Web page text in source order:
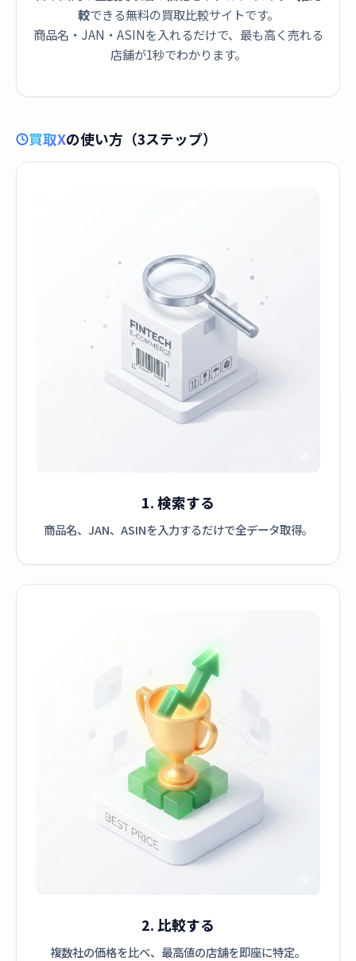
較できる無料の買取比較サイトです。
商品名・JAN・ASINを入れるだけで、最も高く売れる
店舗が1秒でわかります。
買取Xの使い方（3ステップ）
1. 検索する
商品名、JAN、ASINを入力するだけで全データ取得。
2. 比較する
複数社の価格を比べ、最高値の店舗を即座に特定。